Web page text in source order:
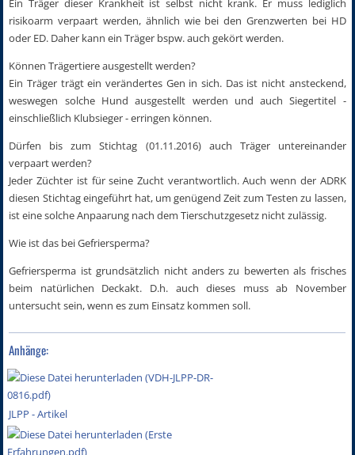
Ein Träger dieser Krankheit ist selbst nicht krank. Er muss lediglich
risikoarm verpaart werden, ähnlich wie bei den Grenzwerten bei HD
oder ED. Daher kann ein Träger bspw. auch gekört werden.
Können Trägertiere ausgestellt werden?
Ein Träger trägt ein verändertes Gen in sich. Das ist nicht ansteckend,
weswegen solche Hund ausgestellt werden und auch Siegertitel -
einschließlich Klubsieger - erringen können.
Dürfen bis zum Stichtag (01.11.2016) auch Träger untereinander
verpaart werden?
Jeder Züchter ist für seine Zucht verantwortlich. Auch wenn der ADRK
diesen Stichtag eingeführt hat, um genügend Zeit zum Testen zu lassen,
ist eine solche Anpaarung nach dem Tierschutzgesetz nicht zulässig.
Wie ist das bei Gefriersperma?
Gefriersperma ist grundsätzlich nicht anders zu bewerten als frisches
beim natürlichen Deckakt. D.h. auch dieses muss ab November
untersucht sein, wenn es zum Einsatz kommen soll.
Anhänge:
JLPP - Artikel